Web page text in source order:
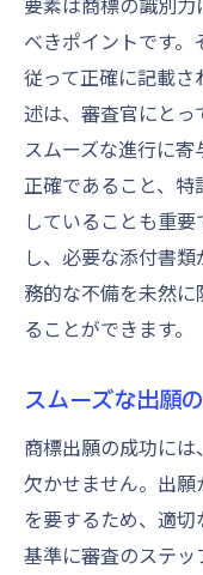
べきポイントです
従って正確に記載
述は、審査官にと
スムーズな進行に
正確であること、
していることも重
し、必要な添付書
務的な不備を未然
ることができます。
スムーズな出願
商標出願の成功に
欠かせません。出願
を要するため、適
基準に審査のステ